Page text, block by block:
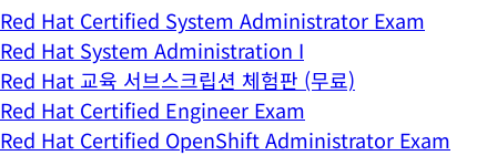
Red Hat Certified System Administrator Exam
Red Hat System Administration I
Red Hat 교육 서브스크립션 체험판 (무료)
Red Hat Certified Engineer Exam
Red Hat Certified OpenShift Administrator Exam